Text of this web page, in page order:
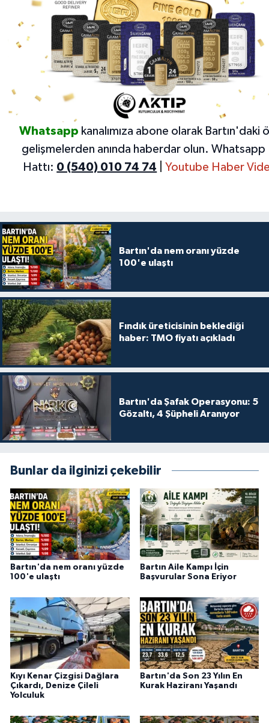
Whatsapp kanalımıza abone olarak Bartın'daki
gelişmelerden anında haberdar olun. Whatsapp
Hattı: 0 (540) 010 74 74 Youtube Haber
Bartın'da nem oranı yüzde
100'e ulaştı
Fındık üreticisinin beklediği
haber: TMO fiyatı açıkladı
Bartın'da Şafak Operasyonu: 5
Gözaltı, 4 Şüpheli Aranıyor
Bunlar da ilginizi çekebilir
Bartın'da nem oranı yüzde
100'e ulaştı
Bartın Aile Kampı İçin
Başvurular Sona Eriyor
Kıyı Kenar Çizgisi Dağlara
Çıkardı, Denize Çileli
Yolculuk
Bartın'da Son 23 Yılın En
Kurak Haziranı Yaşandı